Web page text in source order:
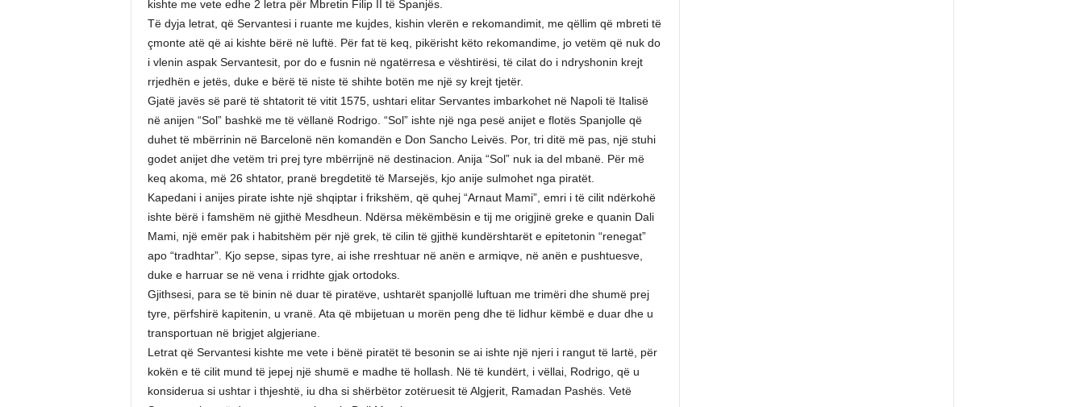
kishte me vete edhe 2 letra për Mbretin Filip II të Spanjës.
Të dyja letrat, që Servantesi i ruante me kujdes, kishin vlerën e rekomandimit, me qëllim që mbreti të
çmonte atë që ai kishte bërë në luftë. Për fat të keq, pikërisht këto rekomandime, jo vetëm që nuk do
i vlenin aspak Servantesit, por do e fusnin në ngatërresa e vështirësi, të cilat do i ndryshonin krejt
rrjedhën e jetës, duke e bërë të niste të shihte botën me një sy krejt tjetër.
Gjatë javës së parë të shtatorit të vitit 1575, ushtari elitar Servantes imbarkohet në Napoli të Italisë
në anijen “Sol” bashkë me të vëllanë Rodrigo. “Sol” ishte një nga pesë anijet e flotës Spanjolle që
duhet të mbërrinin në Barcelonë nën komandën e Don Sancho Leivës. Por, tri ditë më pas, një stuhi
godet anijet dhe vetëm tri prej tyre mbërrijnë në destinacion. Anija “Sol” nuk ia del mbanë. Për më
keq akoma, më 26 shtator, pranë bregdetitë të Marsejës, kjo anije sulmohet nga piratët.
Kapedani i anijes pirate ishte një shqiptar i frikshëm, që quhej “Arnaut Mami”, emri i të cilit ndërkohë
ishte bërë i famshëm në gjithë Mesdheun. Ndërsa mëkëmbësin e tij me origjinë greke e quanin Dali
Mami, një emër pak i habitshëm për një grek, të cilin të gjithë kundërshtarët e epitetonin “renegat”
apo “tradhtar”. Kjo sepse, sipas tyre, ai ishe rreshtuar në anën e armiqve, në anën e pushtuesve,
duke e harruar se në vena i rridhte gjak ortodoks.
Gjithsesi, para se të binin në duar të piratëve, ushtarët spanjollë luftuan me trimëri dhe shumë prej
tyre, përfshirë kapitenin, u vranë. Ata që mbijetuan u morën peng dhe të lidhur këmbë e duar dhe u
transportuan në brigjet algjeriane.
Letrat që Servantesi kishte me vete i bënë piratët të besonin se ai ishte një njeri i rangut të lartë, për
kokën e të cilit mund të jepej një shumë e madhe të hollash. Në të kundërt, i vëllai, Rodrigo, që u
konsiderua si ushtar i thjeshtë, iu dha si shërbëtor zotëruesit të Algjerit, Ramadan Pashës. Vetë